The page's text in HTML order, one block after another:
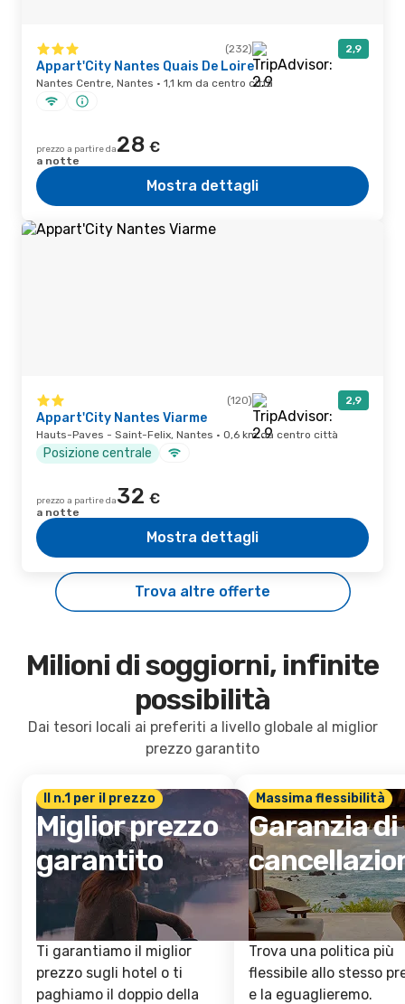
(232) 2,9
Appart'City Nantes Quais De Loire
Nantes Centre, Nantes · 1,1 km da centro città
prezzo a partire da28 €
a notte
Mostra dettagli
(120) 2,9
Appart'City Nantes Viarme
Hauts-Paves - Saint-Felix, Nantes · 0,6 km da centro città
Posizione centrale
prezzo a partire da32 €
a notte
Mostra dettagli
Trova altre offerte
Milioni di soggiorni, infinite
possibilità
Dai tesori locali ai preferiti a livello globale al miglior
prezzo garantito
Il n.1 per il prezzo
Miglior prezzo
garantito
Ti garantiamo il miglior
prezzo sugli hotel o ti
paghiamo il doppio della
Massima flessibilità
Garanzia di
Trova una politica più
flessibile allo stesso
e la eguaglieremo.